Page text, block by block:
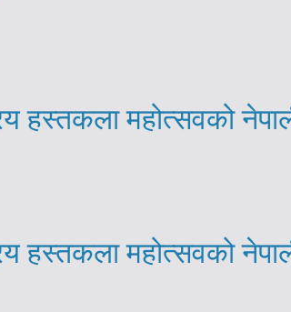
हस्तकला महोत्सवको
हस्तकला महोत्सवको